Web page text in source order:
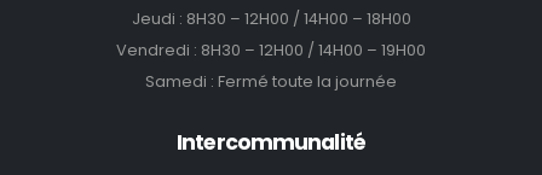
Jeudi : 8H30 – 12H00 / 14H00 – 18H00
Vendredi : 8H30 – 12H00 / 14H00 – 19H00
Samedi : Fermé toute la journée
Intercommunalité